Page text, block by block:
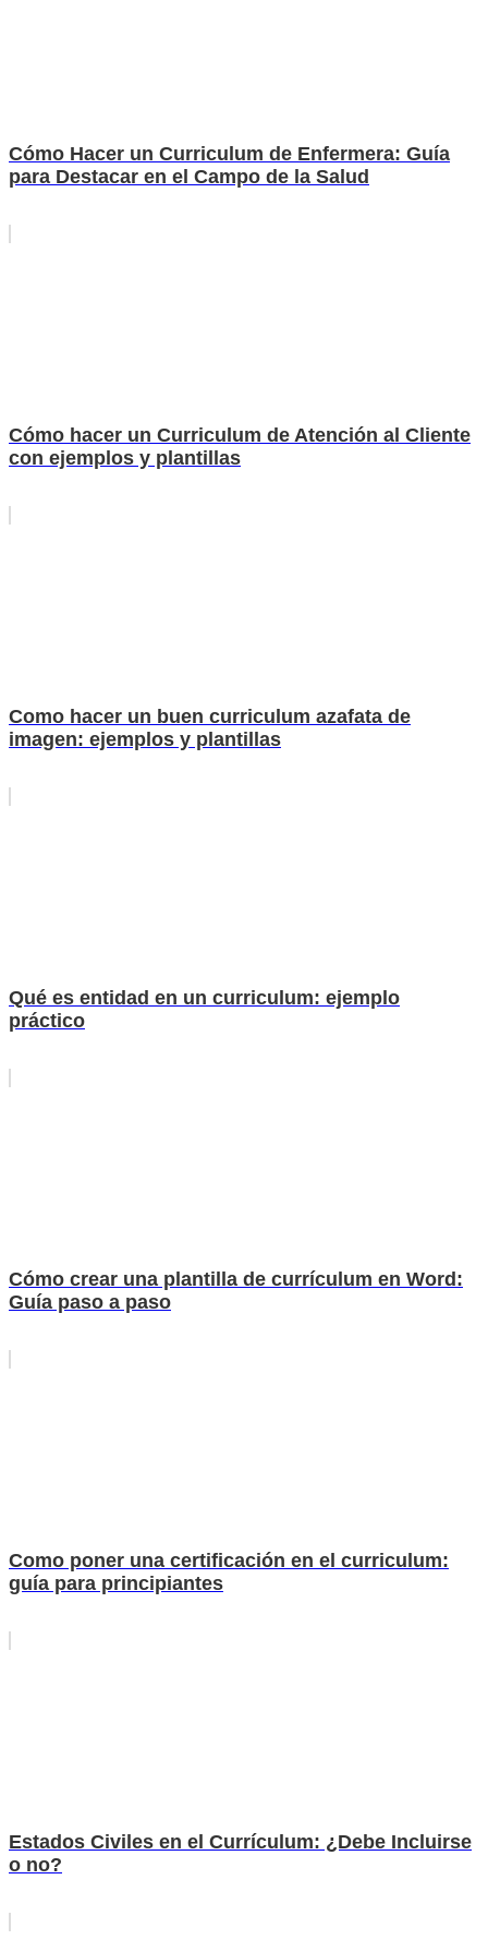
Cómo Hacer un Curriculum de Enfermera: Guía
para Destacar en el Campo de la Salud
Cómo hacer un Curriculum de Atención al Cliente
con ejemplos y plantillas
Como hacer un buen curriculum azafata de
imagen: ejemplos y plantillas
Qué es entidad en un curriculum: ejemplo
práctico
Cómo crear una plantilla de currículum en Word:
Guía paso a paso
Como poner una certificación en el curriculum:
guía para principiantes
Estados Civiles en el Currículum: ¿Debe Incluirse
o no?